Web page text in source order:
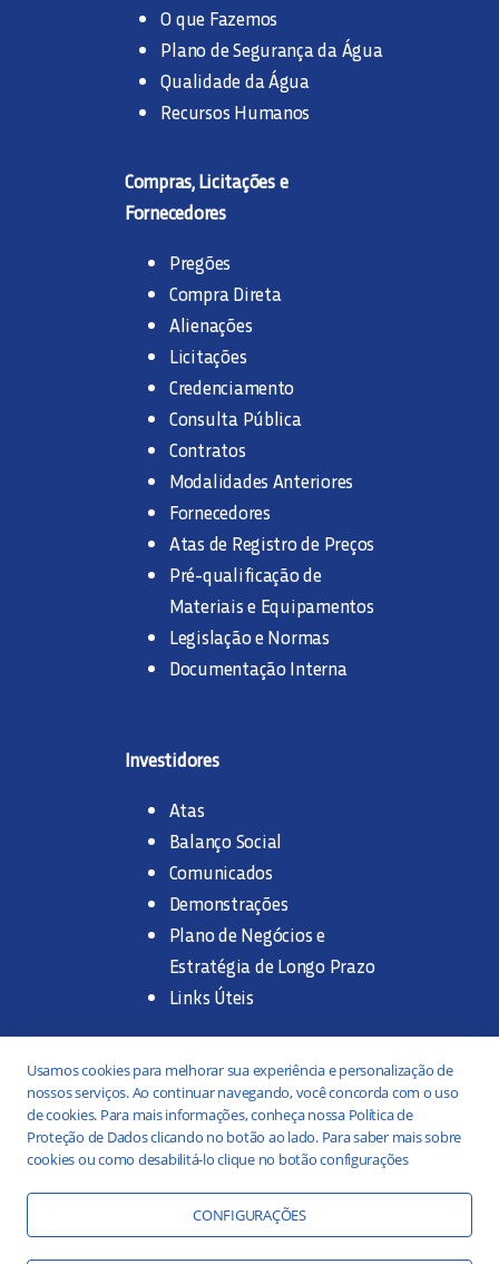
O que Fazemos
Plano de Segurança da Água
Qualidade da Água
Recursos Humanos
Compras, Licitações e
Fornecedores
Pregões
Compra Direta
Alienações
Licitações
Credenciamento
Consulta Pública
Contratos
Modalidades Anteriores
Fornecedores
Atas de Registro de Preços
Pré-qualificação de
Materiais e Equipamentos
Legislação e Normas
Documentação Interna
Investidores
Atas
Balanço Social
Comunicados
Demonstrações
Plano de Negócios e
Estratégia de Longo Prazo
Links Úteis
Trabalhe na SANASA
Concurso Público
Estágio
Portal da Transparência
Práticas ESG
Usamos cookies para melhorar sua experiência e personalização de
nossos serviços. Ao continuar navegando, você concorda com o uso
de cookies. Para mais informações, conheça nossa Política de
Proteção de Dados clicando no botão ao lado. Para saber mais sobre
cookies ou como desabilitá-lo clique no botão configurações
CONFIGURAÇÕES